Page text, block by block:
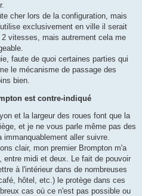
cher lors de la configuration, mais
exclusivement en ville il serait
vitesses, mais autrement cela me
faute de quoi certaines parties qui
le mécanisme de passage des
bien.
est contre-indiqué
et la largeur des roues font que la
et je ne vous parle même pas des
aller suivre.
clair, mon premier Brompton m'a
entre midi et deux. Le fait de pouvoir
à l'intérieur dans de nombreuses
hôtel, etc.) le protège dans ces
cas où ce n'est pas possible ou